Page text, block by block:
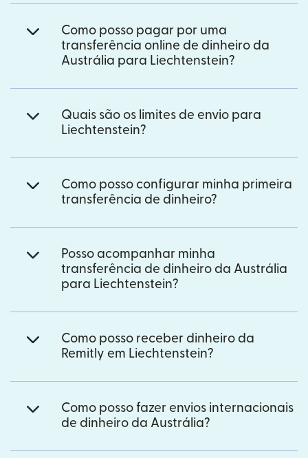
Como posso pagar por uma
transferência online de dinheiro da
Austrália para Liechtenstein?
Quais são os limites de envio para
Liechtenstein?
Como posso configurar minha primeira
transferência de dinheiro?
Posso acompanhar minha
transferência de dinheiro da Austrália
para Liechtenstein?
Como posso receber dinheiro da
Remitly em Liechtenstein?
Como posso fazer envios internacionais
de dinheiro da Austrália?